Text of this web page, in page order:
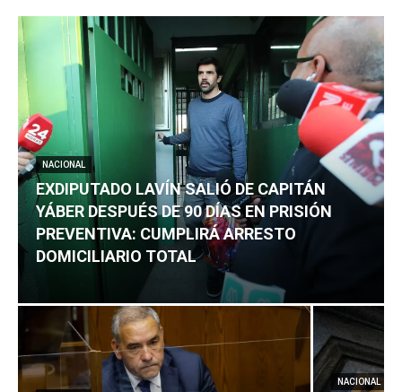
NACIONAL
EXDIPUTADO LAVÍN SALIÓ DE CAPITÁN
YÁBER DESPUÉS DE 90 DÍAS EN PRISIÓN
PREVENTIVA: CUMPLIRÁ ARRESTO
DOMICILIARIO TOTAL
NACIONAL